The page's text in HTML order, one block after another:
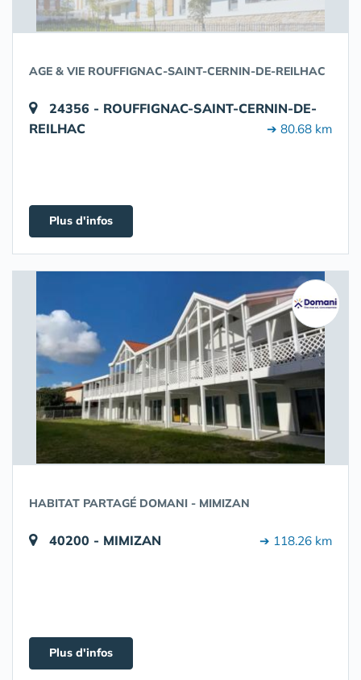
AGE & VIE ROUFFIGNAC-SAINT-CERNIN-DE-REILHAC
24356 - ROUFFIGNAC-SAINT-CERNIN-DE-
REILHAC
➔ 80.68 km
Plus d'infos
HABITAT PARTAGÉ DOMANI - MIMIZAN
40200 - MIMIZAN ➔ 118.26 km
Plus d'infos